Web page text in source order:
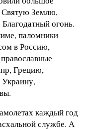
Святую Землю,
огонь.
паломники
в Россию,
Грецию,
каждый год
службе. А